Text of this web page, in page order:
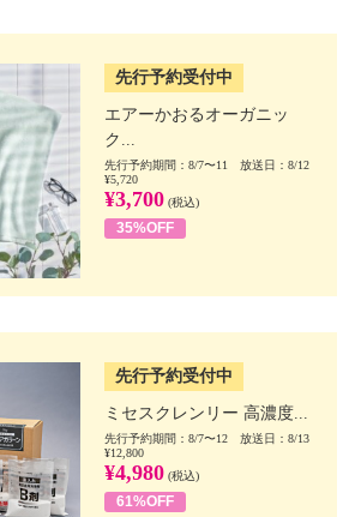
先行予約受付中
エアーかおるオーガニッ
ク...
先行予約期間：8/7〜11 放送日：8/12
¥5,720
¥3,700 (税込)
35%OFF
先行予約受付中
ミセスクレンリー 高濃度...
先行予約期間：8/7〜12 放送日：8/13
¥12,800
¥4,980 (税込)
61%OFF